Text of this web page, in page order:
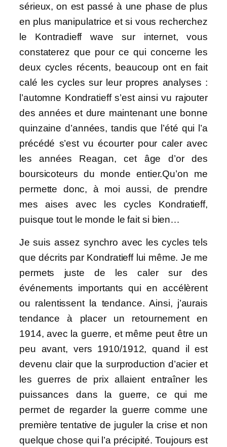
sérieux, on est passé à une phase de plus
en plus manipulatrice et si vous recherchez
le Kontradieff wave sur internet, vous
constaterez que pour ce qui concerne les
deux cycles récents, beaucoup ont en fait
calé les cycles sur leur propres analyses :
l’automne Kondratieff s’est ainsi vu rajouter
des années et dure maintenant une bonne
quinzaine d’années, tandis que l’été qui l’a
précédé s’est vu écourter pour caler avec
les années Reagan, cet âge d’or des
boursicoteurs du monde entier.Qu’on me
permette donc, à moi aussi, de prendre
mes aises avec les cycles Kondratieff,
puisque tout le monde le fait si bien…
Je suis assez synchro avec les cycles tels
que décrits par Kondratieff lui même. Je me
permets juste de les caler sur des
événements importants qui en accélèrent
ou ralentissent la tendance. Ainsi, j’aurais
tendance à placer un retournement en
1914, avec la guerre, et même peut être un
peu avant, vers 1910/1912, quand il est
devenu clair que la surproduction d’acier et
les guerres de prix allaient entraîner les
puissances dans la guerre, ce qui me
permet de regarder la guerre comme une
première tentative de juguler la crise et non
quelque chose qui l’a précipité. Toujours est